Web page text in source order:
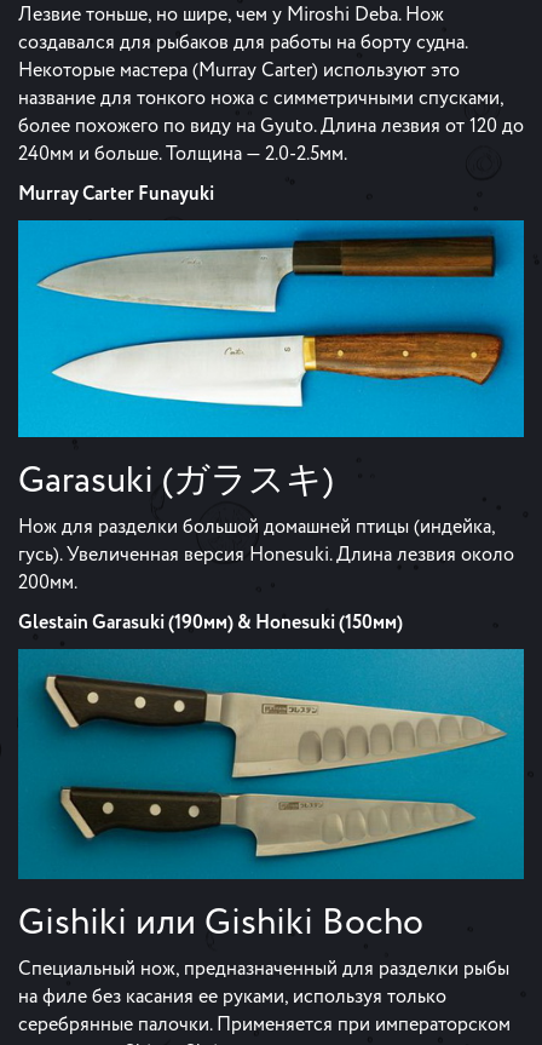
Лезвие тоньше, но шире, чем у Miroshi Deba. Нож
создавался для рыбаков для работы на борту судна.
Некоторые мастера (Murray Carter) используют это
название для тонкого ножа с симметричными спусками,
более похожего по виду на Gyuto. Длина лезвия от 120 до
240мм и больше. Толщина — 2.0-2.5мм.
Murray Carter Funayuki
Garasuki (ガラスキ)
Нож для разделки большой домашней птицы (индейка,
гусь). Увеличенная версия Honesuki. Длина лезвия около
200мм.
Glestain Garasuki (190мм) & Honesuki (150мм)
Gishiki или Gishiki Bocho
Специальный нож, предназначенный для разделки рыбы
на филе без касания ее руками, используя только
серебрянные палочки. Применяется при императорском